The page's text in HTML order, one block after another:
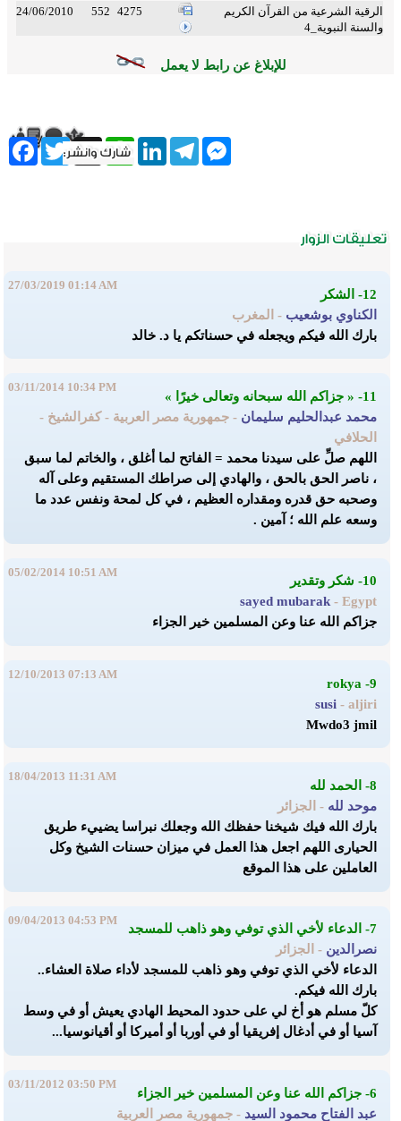
الرقية الشرعية من القرآن الكريم
والسنة النبوية_4
4275
552
24/06/2010
للإبلاغ عن رابط لا يعمل
Twitter X
WhatsApp
LinkedInTelegram
Messenger
12- الشكر
الكناوي بوشعيب - المغرب
27/03/2019 01:14 AM
بارك الله فيكم ويجعله في حسناتكم يا د. خالد
11- « جزاكم الله سبحانه وتعالى خيرًا »
محمد عبدالحليم سليمان - جمهورية مصر العربية - كفرالشيخ -
الحلافي
03/11/2014 10:34 PM
اللهم صلِّ على سيدنا محمد = الفاتح لما أغلق ، والخاتم لما سبق
، ناصر الحق بالحق ، والهادي إلى صراطك المستقيم وعلى آله
وصحبه حق قدره ومقداره العظيم ، في كل لمحة ونفس عدد ما
وسعه علم الله ؛ آمين .
10- شكر وتقدير
sayed mubarak - Egypt
05/02/2014 10:51 AM
جزاكم الله عنا وعن المسلمين خير الجزاء
9- rokya
susi - aljiri
12/10/2013 07:13 AM
Mwdo3 jmil
8- الحمد لله
موحد لله - الجزائر
18/04/2013 11:31 AM
بارك الله فيك شيخنا حفظك الله وجعلك نبراسا يضييء طريق
الحيارى اللهم اجعل هذا العمل في ميزان حسنات الشيخ وكل
العاملين على هذا الموقع
7- الدعاء لأخي الذي توفي وهو ذاهب للمسجد
نصرالدين - الجزائر
09/04/2013 04:53 PM
الدعاء لأخي الذي توفي وهو ذاهب للمسجد لأداء صلاة العشاء..
بارك الله فيكم.
كلّ مسلم هو أخ لي على حدود المحيط الهادي يعيش أو في وسط
آسيا أو في أدغال إفريقيا أو في أوربا أو أميركا أو أقيانوسيا...
6- جزاكم الله عنا وعن المسلمين خير الجزاء
عبد الفتاح محمود السيد - جمهورية مصر العربية
03/11/2012 03:50 PM